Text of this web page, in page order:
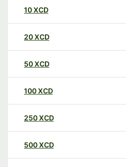
10XCD
20XCD
50XCD
100XCD
250XCD
500XCD